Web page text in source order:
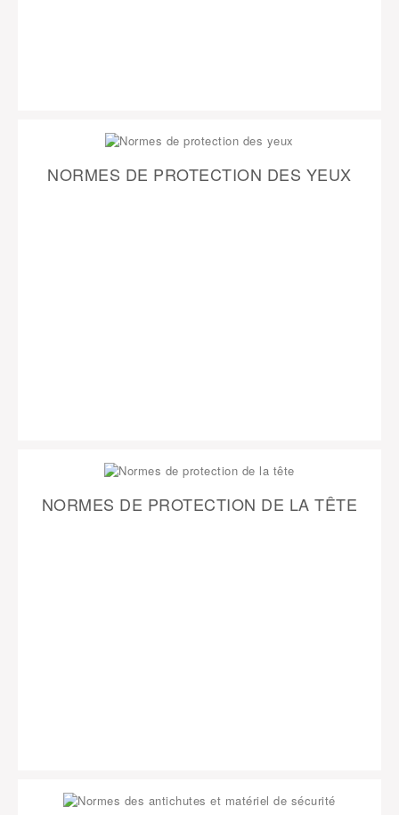
NORMES DE PROTECTION DES YEUX
NORMES DE PROTECTION DE LA TÊTE